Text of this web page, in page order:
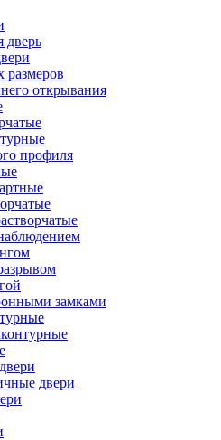
дверь
размеров
открывания
профиля
замками
двери